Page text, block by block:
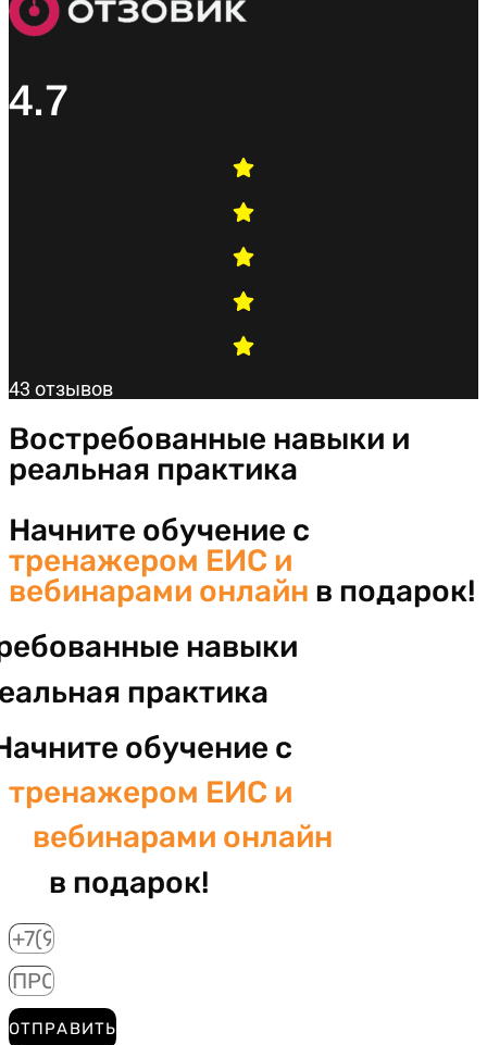
4.7
43 отзывов
Востребованные навыки и
реальная практика
Начните обучение с
тренажером ЕИС и
вебинарами онлайн в подарок!
навыки
практика
обучение с
тренажером ЕИС и
вебинарами онлайн
в подарок!
ОТПРАВИТЬ